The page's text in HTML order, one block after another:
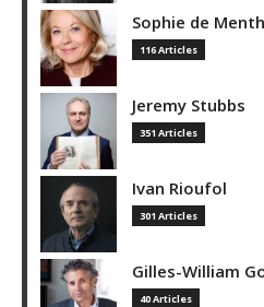
Sophie de
116 Articles
Jeremy Stubbs
351 Articles
Ivan Rioufol
301 Articles
Gilles-William
40 Articles